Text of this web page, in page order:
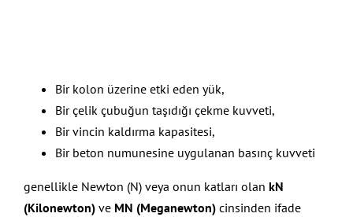
Bir kolon üzerine etki eden yük,
Bir çelik çubuğun taşıdığı çekme kuvveti,
Bir vincin kaldırma kapasitesi,
Bir beton numunesine uygulanan basınç kuvveti
genellikle Newton (N) veya onun katları olan kN
(Kilonewton)ve MN (Meganewton)cinsinden ifade